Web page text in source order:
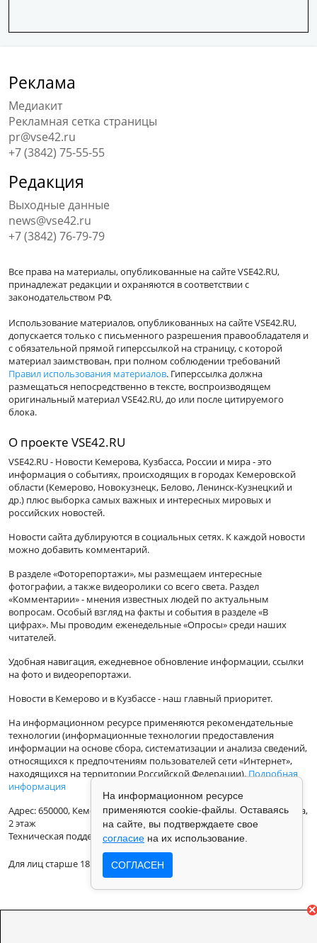
Реклама
Медиакит
Рекламная сетка страницы
pr@vse42.ru
+7 (3842) 75-55-55
Редакция
Выходные данные
news@vse42.ru
+7 (3842) 76-79-79
Все права на материалы, опубликованные на сайте VSE42.RU,
принадлежат редакции и охраняются в соответствии с
законодательством РФ.
Использование материалов, опубликованных на сайте VSE42.RU,
допускается только с письменного разрешения правообладателя и
с обязательной прямой гиперссылкой на страницу, с которой
материал заимствован, при полном соблюдении требований
Правил использования материалов. Гиперссылка должна
размещаться непосредственно в тексте, воспроизводящем
оригинальный материал VSE42.RU, до или после цитируемого
блока.
О проекте VSE42.RU
VSE42.RU - Новости Кемерова, Кузбасса, России и мира - это
информация о событиях, происходящих в городах Кемеровской
области (Кемерово, Новокузнецк, Белово, Ленинск-Кузнецкий и
др.) плюс выборка самых важных и интересных мировых и
российских новостей.
Новости сайта дублируются в социальных сетях. К каждой новости
можно добавить комментарий.
В разделе «Фоторепортажи», мы размещаем интересные
фотографии, а также видеоролики со всего света. Раздел
«Комментарии» - мнения известных людей по актуальным
вопросам. Особый взгляд на факты и события в разделе «В
цифрах». Мы проводим еженедельные «Опросы» среди наших
читателей.
Удобная навигация, ежедневное обновление информации, ссылки
на фото и видеорепортажи.
Новости в Кемерово и в Кузбассе - наш главный приоритет.
На информационном ресурсе применяются рекомендательные
технологии (информационные технологии предоставления
информации на основе сбора, систематизации и анализа сведений,
относящихся к предпочтениям пользователей сети «Интернет»,
находящихся на территории Российской Федерации).Подробная
информация
Адрес: 650000, Кемеровская Область, г.Кемерово, ул.Кузбасская 33а,
2 этаж
Техническая поддержка: support@vse42.ru
Для лиц старше 18 лет.
На информационном ресурсе
применяются cookie-файлы. Оставаясь
на сайте, вы подтверждаете свое
согласие на их использование.
СОГЛАСЕН